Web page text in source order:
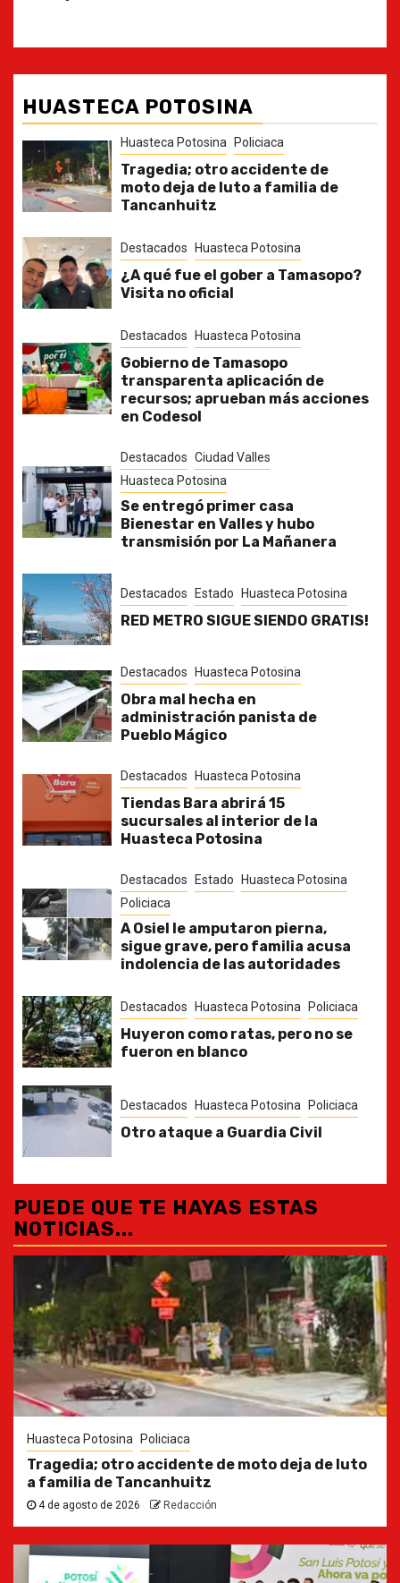
HUASTECA POTOSINA
Huasteca Potosina Policiaca
Tragedia; otro accidente de
moto deja de luto a familia de
Tancanhuitz
Destacados Huasteca Potosina
¿A qué fue el gober a Tamasopo?
Visita no oficial
Destacados Huasteca Potosina
Gobierno de Tamasopo
transparenta aplicación de
recursos; aprueban más acciones
en Codesol
Destacados Ciudad Valles
Huasteca Potosina
Se entregó primer casa
Bienestar en Valles y hubo
transmisión por La Mañanera
Destacados Estado Huasteca Potosina
RED METRO SIGUE SIENDO GRATIS!
Destacados Huasteca Potosina
Obra mal hecha en
administración panista de
Pueblo Mágico
Destacados Huasteca Potosina
Tiendas Bara abrirá 15
sucursales al interior de la
Huasteca Potosina
Destacados Estado
Huasteca Potosina
Policiaca
A Osiel le amputaron pierna,
sigue grave, pero familia acusa
indolencia de las autoridades
Destacados Huasteca Potosina Policiaca
Huyeron como ratas, pero no se
fueron en blanco
Destacados Huasteca Potosina Policiaca
Otro ataque a Guardia Civil
PUEDE QUE TE HAYAS ESTAS
NOTICIAS...
Huasteca Potosina Policiaca
Tragedia; otro accidente de moto deja de luto
a familia de Tancanhuitz
4 de agosto de 2026 Redacción